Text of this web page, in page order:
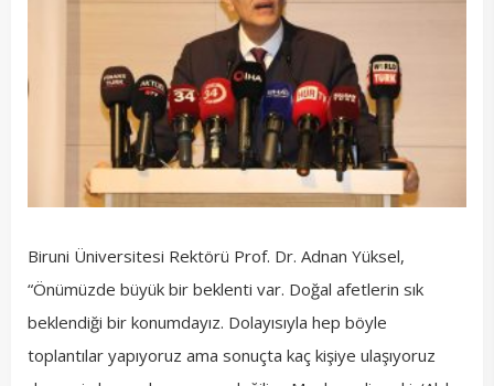
Biruni Üniversitesi Rektörü Prof. Dr. Adnan Yüksel,
“Önümüzde büyük bir beklenti var. Doğal afetlerin sık
beklendiği bir konumdayız. Dolayısıyla hep böyle
toplantılar yapıyoruz ama sonuçta kaç kişiye ulaşıyoruz